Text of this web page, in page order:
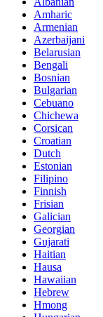
Amharic
Armenian
Azerbaijani
Belarusian
Bengali
Bosnian
Bulgarian
Cebuano
Chichewa
Corsican
Croatian
Dutch
Estonian
Filipino
Finnish
Frisian
Galician
Georgian
Gujarati
Haitian
Hausa
Hawaiian
Hebrew
Hmong